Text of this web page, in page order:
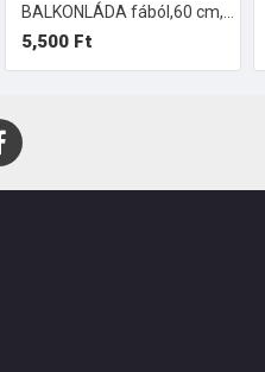
BALKONLÁDA fából,60 cm, műanyag betéttel.
5,500 Ft